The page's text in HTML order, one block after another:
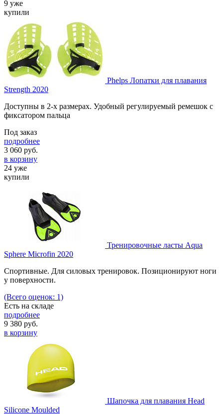
9 уже
купили
Phelps Лопатки для плавания
Strength 2020
Доступны в 2-х размерах. Удобный регулируемый ремешок с
фиксатором пальца
Под заказ
подробнее
3 060 руб.
в корзину
24 уже
купили
Тренировочные ласты Aqua
Sphere Microfin 2020
Спортивные. Для силовых тренировок. Позиционируют ноги
у поверхности.
(Всего оценок: 1)
Есть на складе
подробнее
9 380 руб.
в корзину
Шапочка для плавания Head
Silicone Moulded